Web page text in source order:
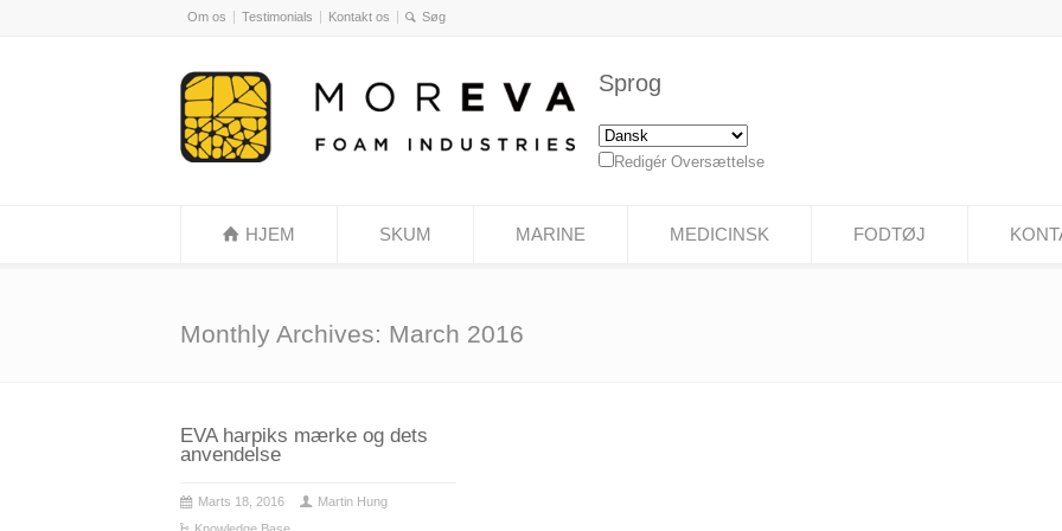
Om os Testimonials Kontakt os
Sprog
Redigér Oversættelse
HJEM SKUM MARINE MEDICINSK FODTØJ
Monthly Archives: March 2016
EVA harpiks mærke og dets
anvendelse
Marts 18, 2016
Martin Hung